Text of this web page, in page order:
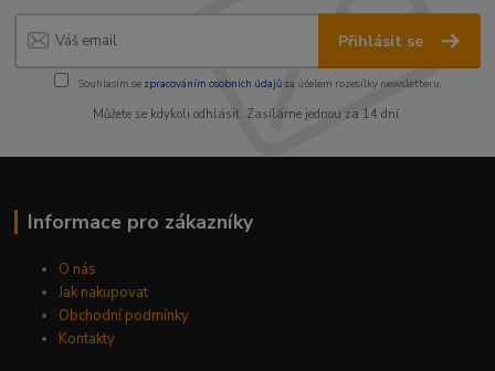
Přihlásit se
Souhlasím se zpracováním osobních údajůza účelem rozesílky newsletteru.
Můžete se kdykoli odhlásit. Zasíláme jednou za 14 dní.
Informace pro zákazníky
O nás
Jak nakupovat
Obchodní podmínky
Kontakty